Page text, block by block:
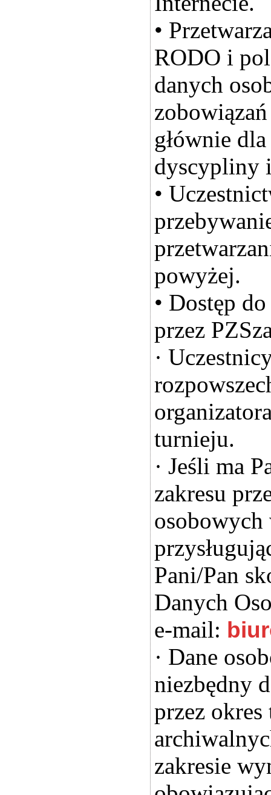
•
RODO i
danych
głównie
dyscypliny
•
powyżej.
• Dostęp
przez
·
turnieju.
· Jeśli ma
zakresu
osobowych
Pani/Pan
Danych
e-mail:
· Dane
niezbędny
przez
zakresie